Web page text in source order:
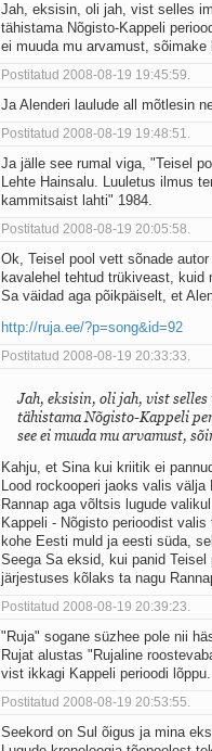
Jah, eksisin, oli jah, vist selles
tähistama Nõgisto-Kappeli
ei muuda mu arvamust, sõimake
Postitatud 2008-08-19 19:45:59.
Ja Alenderi laulude all mõtlesin
Postitatud 2008-08-19 19:48:51.
Ja jälle see rumal viga, "Teisel
Lehte Hainsalu. Luuletus ilmus
kammitsaist lahti" 1984.
Postitatud 2008-08-19 20:05:58.
Ok, Teisel pool vett sõnade
kavalehel tehtud trükiveast, kuid
Sa väidad aga põikpäiselt, et
http://ruja.ee/?p=song&id=92
Postitatud 2008-08-19 20:33:33.
Jah, eksisin, oli jah, vist
tähistama Nõgisto-Kappeli
see ei muuda mu arvamust,
Kahju, et Sina kui kriitik ei
Lood rockooperi jaoks valis välja
Rannap aga võltsis lugude
Kappeli - Nõgisto perioodist
kohe Eesti muld ja eesti süda,
Seega Sa eksid, kui panid
järjestuses kõlaks ta nagu
Postitatud 2008-08-19 20:39:23.
"Ruja" sogane süzhee pole nii
Rujat alustas "Rujaline
vist ikkagi Kappeli perioodi lõppu.
Postitatud 2008-08-19 20:53:55.
Seekord on Sul õigus ja mina